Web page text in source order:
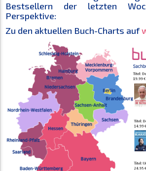
Bestsellern der letzten
Perspektive:
Zu den aktuellen Buch-Charts auf